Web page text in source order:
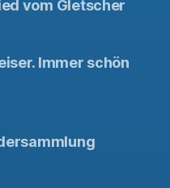
vom Gletscher
Immer schön